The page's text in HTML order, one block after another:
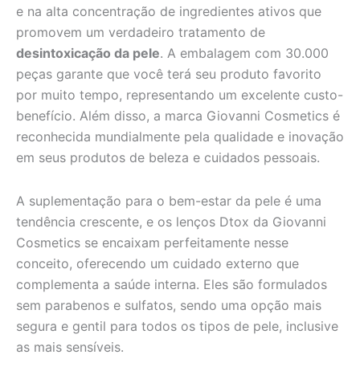
e na alta concentração de ingredientes ativos que
promovem um verdadeiro tratamento de
desintoxicação da pele. A embalagem com 30.000
peças garante que você terá seu produto favorito
por muito tempo, representando um excelente custo-
benefício. Além disso, a marca Giovanni Cosmetics é
reconhecida mundialmente pela qualidade e inovação
em seus produtos de beleza e cuidados pessoais.
A suplementação para o bem-estar da pele é uma
tendência crescente, e os lenços Dtox da Giovanni
Cosmetics se encaixam perfeitamente nesse
conceito, oferecendo um cuidado externo que
complementa a saúde interna. Eles são formulados
sem parabenos e sulfatos, sendo uma opção mais
segura e gentil para todos os tipos de pele, inclusive
as mais sensíveis.